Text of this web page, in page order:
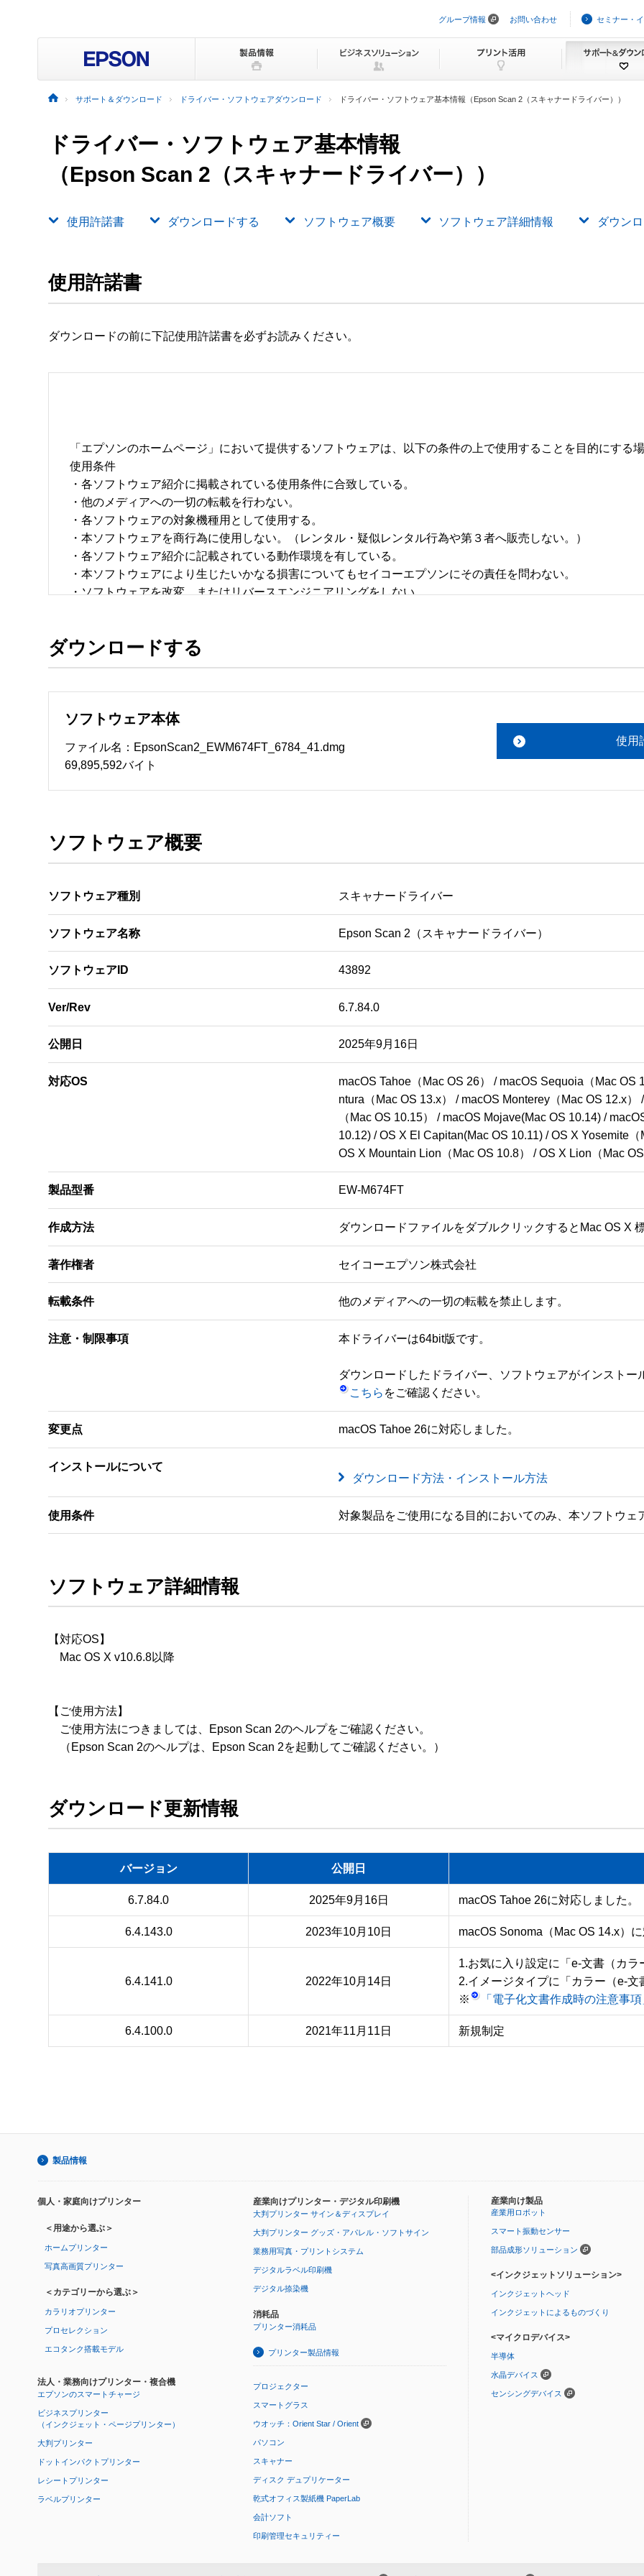
ビ
ョ
を
グループ情報 お問い合わせ セミナー・
サポート＆ダウンロード ドライバー・ソフトウェアダウンロード ドライバー・ソフトウェア基本情報（Epson Scan 2（スキャナードライバー））
ドライバー・ソフトウェア基本情報
（Epson Scan 2（スキャナードライバー））
使用許諾書 ダウンロードする ソフトウェア概要 ソフトウェア詳細情報 ダウン
使用許諾書
ダウンロードの前に下記使用許諾書を必ずお読みください。
「エプソンのホームページ」において提供するソフトウェアは、以下の条件の上で使用することを目的にする
使用条件
・各ソフトウェア紹介に掲載されている使用条件に合致している。
・他のメディアへの一切の転載を行わない。
・各ソフトウェアの対象機種用として使用する。
・本ソフトウェアを商行為に使用しない。（レンタル・疑似レンタル行為や第３者へ販売しない。）
・各ソフトウェア紹介に記載されている動作環境を有している。
・本ソフトウェアにより生じたいかなる損害についてもセイコーエプソンにその責任を問わない。
・ソフトウェアを改変、またはリバースエンジニアリングをしない。
ソフトウェアのサポート
ソフトウェアの保証範囲
・ソフトウェアは、予告せず改良、変更することがあります。
著作権者
ダウンロードする
ソフトウェア本体
ファイル名：EpsonScan2_EWM674FT_6784_41.dmg
69,895,592バイト
使用
ソフトウェア概要
ソフトウェア種別 スキャナードライバー
ソフトウェア名称 Epson Scan 2（スキャナードライバー）
ソフトウェアID 43892
Ver/Rev 6.7.84.0
公開日 2025年9月16日
対応OS
macOS Tahoe（Mac OS 26） / macOS Sequoia（Mac
ntura（Mac OS 13.x） / macOS Monterey（Mac OS 12.x
（Mac OS 10.15） / macOS Mojave(Mac OS 10.14) /
10.12) / OS X El Capitan(Mac OS 10.11) / OS X Yosemite
OS X Mountain Lion（Mac OS 10.8） / OS X Lion（Mac
製品型番 EW-M674FT
作成方法 ダウンロードファイルをダブルクリックするとMac OS X
著作権者 セイコーエプソン株式会社
転載条件 他のメディアへの一切の転載を禁止します。
注意・制限事項 本ドライバーは64bit版です。
こちら
変更点 macOS Tahoe 26に対応しました。
インストールについて
ダウンロード方法・インストール方法
使用条件 対象製品をご使用になる目的においてのみ、本ソフトウェ
ソフトウェア詳細情報
【対応OS】
Mac OS X v10.6.8以降
【ご使用方法】
ご使用方法につきましては、Epson Scan 2のヘルプをご確認ください。
ダウンロード更新情報
バージョン 公開日
6.7.84.0 2025年9月16日 macOS Tahoe 26に対応しました。
6.4.143.0 2023年10月10日 macOS Sonoma（Mac OS 14.x）に
6.4.141.0 2022年10月14日
1.お気に入り設定に「e-文書（カ
2.イメージタイプに「カラー（e-文
※
「電子化文書作成時の注意事項
6.4.100.0 2021年11月11日 新規制定
製品情報
個人・家庭向けプリンター
＜用途から選ぶ＞
ホームプリンター
写真高画質プリンター
＜カテゴリーから選ぶ＞
カラリオプリンター
プロセレクション
エコタンク搭載モデル
法人・業務向けプリンター・複合機
エプソンのスマートチャージ
ビジネスプリンター
（インクジェット・ページプリンター）
大判プリンター
ドットインパクトプリンター
レシートプリンター
ラベルプリンター
産業向けプリンター・デジタル印刷機
大判プリンター サイン＆ディスプレイ
大判プリンター グッズ・アパレル・ソフトサイン
業務用写真・プリントシステム
デジタルラベル印刷機
デジタル捺染機
消耗品
プリンター消耗品
プリンター製品情報
プロジェクター
スマートグラス
ウオッチ：Orient Star / Orient
パソコン
スキャナー
ディスク デュプリケーター
乾式オフィス製紙機 PaperLab
会計ソフト
印刷管理セキュリティー
産業向け製品
産業用ロボット
スマート振動センサー
部品成形ソリューション
<インクジェットソリューション>
インクジェットヘッド
インクジェットによるものづくり
<マイクロデバイス>
半導体
水晶デバイス
センシングデバイス